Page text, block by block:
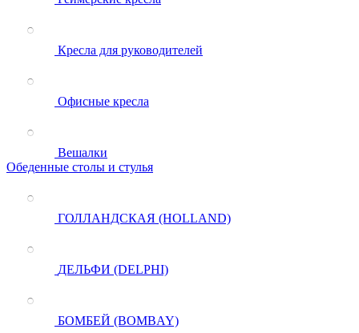
Кресла для руководителей
Офисные кресла
Вешалки
Обеденные столы и стулья
ГОЛЛАНДСКАЯ (HOLLAND)
ДЕЛЬФИ (DELPHI)
БОМБЕЙ (BOMBAY)